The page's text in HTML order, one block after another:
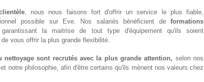
, nous nous faisons fort d'offrir un service le plus fiable,
possible sur Eve. Nos salariés bénéficient de formations
la maitrise de tout type d'équipement qu'ils soient
vous offrir la plus grande flexibilité.
nettoyage sont recrutés avec la plus grande attention, selon nos
notre philosophie, afin d'être certains qu'ils mènent nos valeurs chez